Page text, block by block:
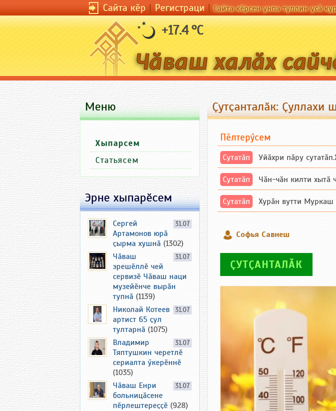
Сайта кӗр|Регистраци|Сайта кӗрсен унпа туллин усӑ
+17.4 °C
Ҫутҫанталӑк: Ҫуллахи
Пӗлтерӳсем
Сутатӑп Уйăхри пăру
Сутатӑп Чăн-чăн килти хытă
Сутатӑп Хурăн вутти Муркаш
Софья Савнеш
ҪУТҪАНТАЛӐК
Меню
Хыпарсем
Статьясем
Эрне хыпарӗсем
31.07
Сергей
Артамонов юрӑ
ҫырма хушнӑ (1302)
31.07
Чӑваш
эрешӗллӗ чей
сервизӗ Чӑваш наци
музейӗнче вырӑн
тупнӑ (1139)
31.07
Николай Котеев
артист 65 ҫул
тултарнӑ (1075)
31.07
Владимир
Тяптушкин черетлӗ
сериалта ӳкерӗннӗ
(1035)
31.07
Чӑваш Енри
больницӑсене
пӗрлештереҫҫӗ (928)